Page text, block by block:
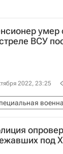
умер
ВСУ
2022, 23:25
область
под